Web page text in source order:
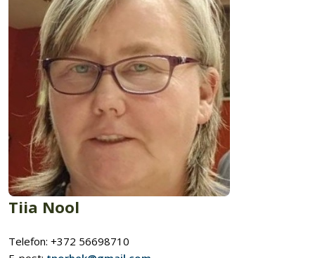
Tiia Nool
Telefon: +372 56698710